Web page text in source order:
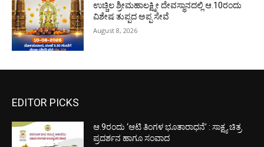
ಉಚ್ಚಿಲ ಶ್ರೀಮಹಾಲಕ್ಷ್ಮೀ ದೇವಸ್ಥಾನದಲ್ಲಿ ಆ.10ರಂದು
ವಿಶೇಷ ತುಪ್ಪದ ಅಪ್ಪ ಸೇವೆ
August 8, 2026
EDITOR PICKS
ಆ.9ರಂದು ‘ಆಟಿ ತಿಂಗಳ ಭೂತಾರಾಧನೆ’ : ಸಾಕ್ಷ್ಯ ಚಿತ್ರ
ಪ್ರದರ್ಶನ ಹಾಗೂ ಸಂವಾದ